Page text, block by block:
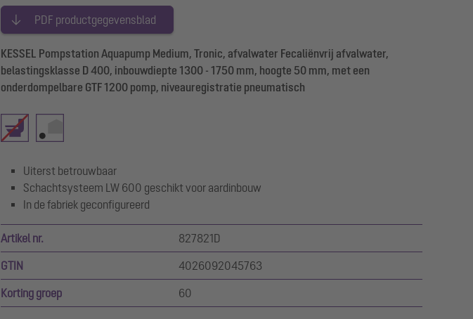
PDF productgegevensblad
KESSEL Pompstation Aquapump Medium, Tronic, afvalwater Fecaliënvrij afvalwater,
belastingsklasse D 400, inbouwdiepte 1300 - 1750 mm, hoogte 50 mm, met een
onderdompelbare GTF 1200 pomp, niveauregistratie pneumatisch
Uiterst betrouwbaar
Schachtsysteem LW 600 geschikt voor aardinbouw
In de fabriek geconfigureerd
Artikel nr. 827821D
GTIN 4026092045763
Korting groep 60